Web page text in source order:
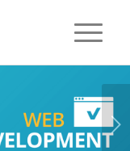
下一页